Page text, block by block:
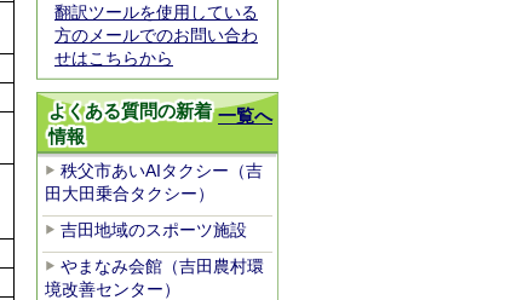
翻訳ツールを使用している
方のメールでのお問い合わ
せはこちらから
一覧へ
よくある質問の新着
情報
秩父市あいAIタクシー（吉
田大田乗合タクシー）
吉田地域のスポーツ施設
やまなみ会館（吉田農村環
境改善センター）